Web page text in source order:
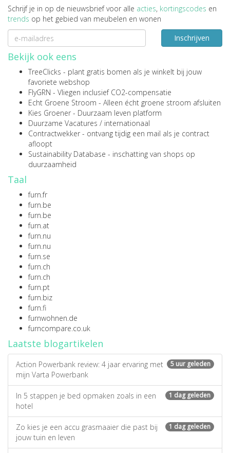
Schrijf je in op de nieuwsbrief voor alle acties, kortingscodes en
trends op het gebied van meubelen en wonen
Inschrijven
Bekijk ook eens
TreeClicks - plant gratis bomen als je winkelt bij jouw
favoriete webshop
FlyGRN - Vliegen inclusief CO2-compensatie
Echt Groene Stroom - Alleen écht groene stroom afsluiten
Kies Groener - Duurzaam leven platform
Duurzame Vacatures / internationaal
Contractwekker - ontvang tijdig een mail als je contract
afloopt
Sustainability Database - inschatting van shops op
duurzaamheid
Taal
furn.fr
furn.be
furn.be
furn.at
furn.nu
furn.nu
furn.se
furn.ch
furn.ch
furn.pt
furn.biz
furn.fi
furnwohnen.de
furncompare.co.uk
Laatste blogartikelen
5 uur geleden
Action Powerbank review: 4 jaar ervaring met
mijn Varta Powerbank
1 dag geleden
In 5 stappen je bed opmaken zoals in een
hotel
1 dag geleden
Zo kies je een accu grasmaaier die past bij
jouw tuin en leven